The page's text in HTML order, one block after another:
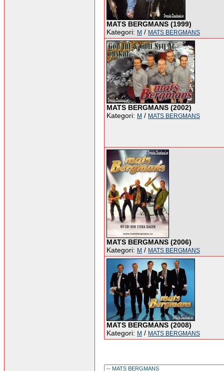
MATS BERGMANS (1999)
Kategori: M / MATS BERGMANS
MATS BERGMANS (2002)
Kategori: M / MATS BERGMANS
MATS BERGMANS (2006)
Kategori: M / MATS BERGMANS
MATS BERGMANS (2008)
Kategori: M / MATS BERGMANS